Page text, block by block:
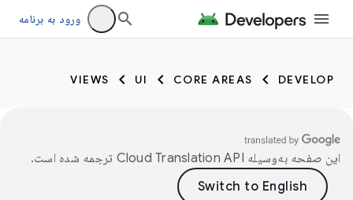
ورود به برنامه
DEVELOP
CORE AREAS
UI
VIEWS
این صفحه به‌وسیله ترجمه شده است.